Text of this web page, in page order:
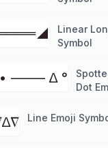
Linear
Symbol
––––– ∆ °
Dot
Line Emoji